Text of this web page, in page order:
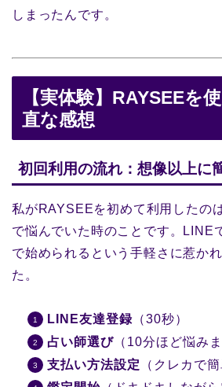
しまったんです。
【実体験】RAYSEEを
直な感想
初回利用の流れ：想像以上に
私がRAYSEEを初めて利用したの
で悩んでいた時のことです。LINE
で始められるという手軽さに惹か
た。
LINE友達登録 （30秒）
占い師選び （10分ほど悩み
支払い方法設定
（クレカで簡